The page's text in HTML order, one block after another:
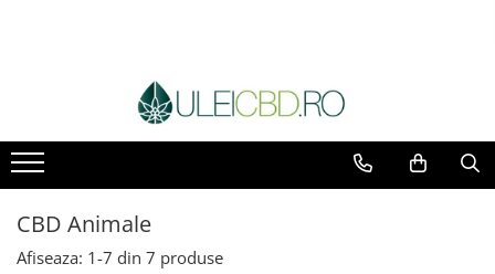
CBD Animale
Afiseaza: 1-7 din 7 produse